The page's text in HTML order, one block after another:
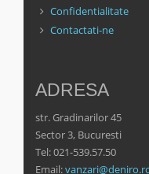
Confidentialitate
Contactati-ne
ADRESA
str. Gradinarilor 45
Sector 3, Bucuresti
Tel: 021-539.57.50
Email: